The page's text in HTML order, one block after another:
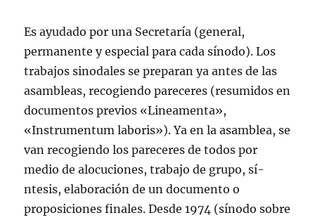
Es ayudado por una Secretarí­a (general,
permanente y especial para cada sí­nodo). Los
trabajos sinodales se preparan ya antes de las
asambleas, recogiendo pareceres (resumidos en
documentos previos «Lineamenta»,
«Instrumentum laboris»). Ya en la asamblea, se
van recogiendo los pareceres de todos por
medio de alocuciones, trabajo de grupo, sí­
ntesis, elaboración de un documento o
proposiciones finales. Desde 1974 (sí­nodo sobre